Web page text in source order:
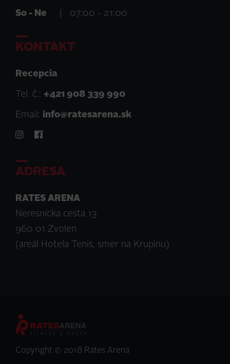
So - Ne
07:00 - 21:00
KONTAKT
Recepcia
Tel. č.: +421 908 339 990
Email: info@ratesarena.sk
ADRESA
RATES ARENA
Neresnícka cesta 13
960 01 Zvolen
(areál Hotela Tenis, smer na Krupinu)
Copyright © 2018 Rates Arena